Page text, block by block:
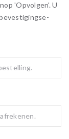
'Opvolgen'. U